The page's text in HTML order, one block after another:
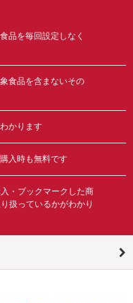
品を毎回設定しなく
食品を含まないその
かります
入時も無料です
・ブックマークした商
扱っているかがわかり